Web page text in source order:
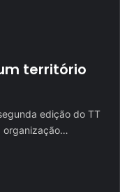
território
edição do TT
organização…